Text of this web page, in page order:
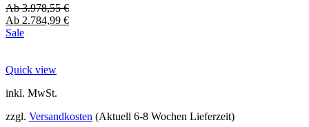
Ab3.978,55€
Ab 2.784,99 €
Sale
Quick view
inkl. MwSt.
zzgl. Versandkosten (Aktuell 6-8 Wochen Lieferzeit)